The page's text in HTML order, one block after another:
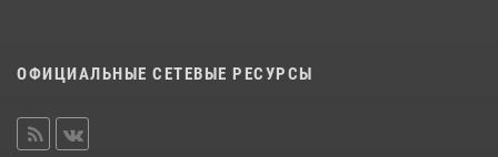
ОФИЦИАЛЬНЫЕ СЕТЕВЫЕ РЕСУРСЫ